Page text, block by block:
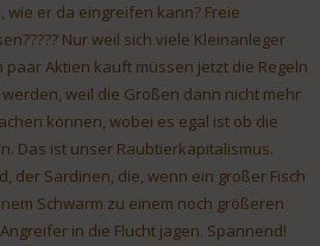
wie er da eingreifen kann? Freie
Nur weil sich viele Kleinanleger
Aktien kauft müssen jetzt die Regeln
weil die Großen dann nicht mehr
können, wobei es egal ist ob die
Das ist unser Raubtierkapitalismus.
der Sardinen, die, wenn ein großer Fisch
Schwarm zu einem noch größeren
in die Flucht jagen. Spannend!